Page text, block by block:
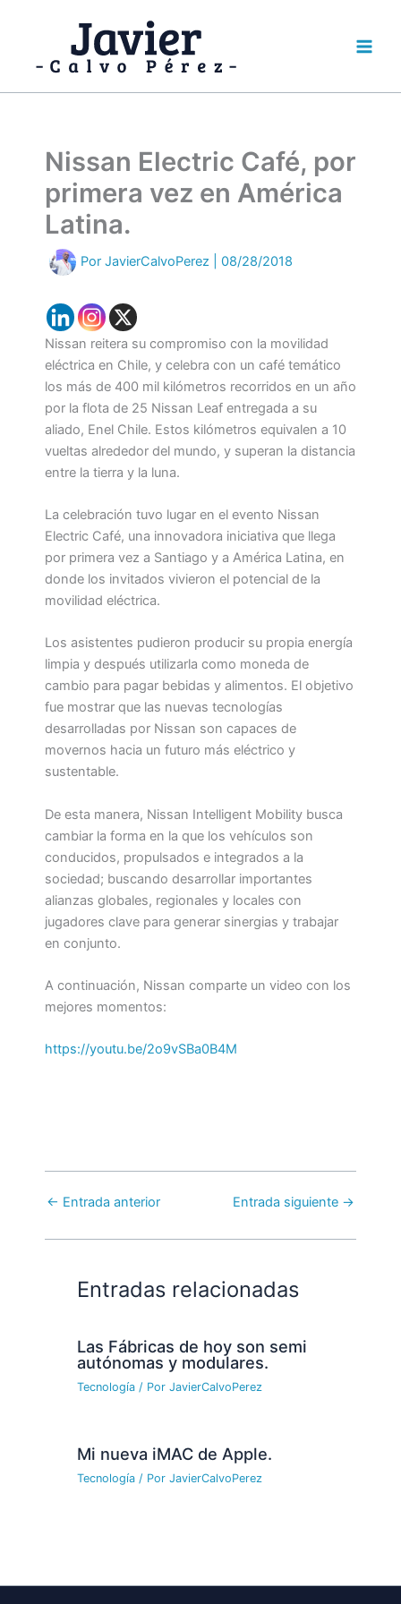
Nissan Electric Café, por
primera vez en América
Latina.
Por JavierCalvoPerez 08/28/2018
Nissan reitera su compromiso con la movilidad
eléctrica en Chile, y celebra con un café temático
los más de 400 mil kilómetros recorridos en un año
por la flota de 25 Nissan Leaf entregada a su
aliado, Enel Chile. Estos kilómetros equivalen a 10
vueltas alrededor del mundo, y superan la distancia
entre la tierra y la luna.
La celebración tuvo lugar en el evento Nissan
Electric Café, una innovadora iniciativa que llega
por primera vez a Santiago y a América Latina, en
donde los invitados vivieron el potencial de la
movilidad eléctrica.
Los asistentes pudieron producir su propia energía
limpia y después utilizarla como moneda de
cambio para pagar bebidas y alimentos. El objetivo
fue mostrar que las nuevas tecnologías
desarrolladas por Nissan son capaces de
movernos hacia un futuro más eléctrico y
sustentable.
De esta manera, Nissan Intelligent Mobility busca
cambiar la forma en la que los vehículos son
conducidos, propulsados e integrados a la
sociedad; buscando desarrollar importantes
alianzas globales, regionales y locales con
jugadores clave para generar sinergias y trabajar
en conjunto.
A continuación, Nissan comparte un video con los
mejores momentos:
https://youtu.be/2o9vSBa0B4M
← Entrada anterior Entrada siguiente →
Entradas relacionadas
Las Fábricas de hoy son semi
autónomas y modulares.
Tecnología / PorJavierCalvoPerez
Mi nueva iMAC de Apple.
Tecnología / PorJavierCalvoPerez